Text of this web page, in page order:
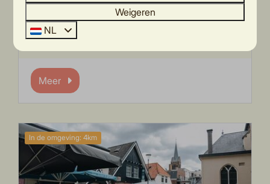
Holterberg en kent heerlijke bourgondische
restaurants en is daarnaast de poort tot de
Sallandse Heuvelrug
Meer
In de omgeving: 4km
Weigeren
NL